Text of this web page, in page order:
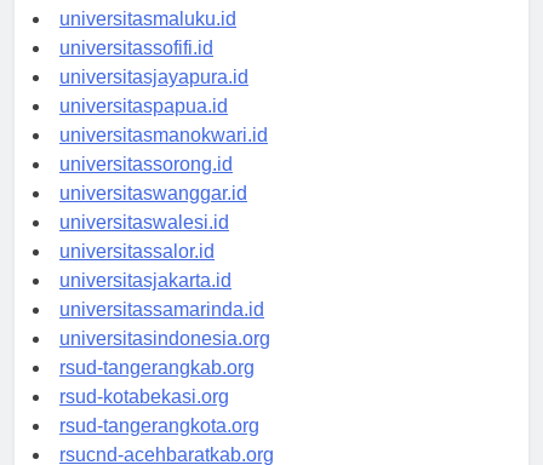
universitasambon.id
universitasmaluku.id
universitassofifi.id
universitasjayapura.id
universitaspapua.id
universitasmanokwari.id
universitassorong.id
universitaswanggar.id
universitaswalesi.id
universitassalor.id
universitasjakarta.id
universitassamarinda.id
universitasindonesia.org
rsud-tangerangkab.org
rsud-kotabekasi.org
rsud-tangerangkota.org